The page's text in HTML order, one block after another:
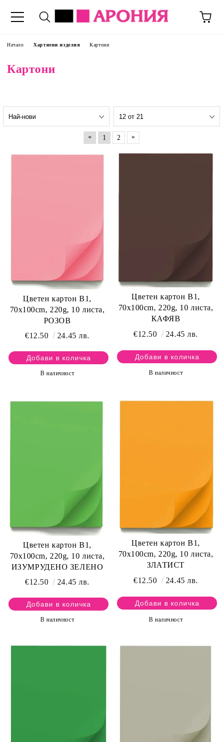
Начало Хартиени изделия Картони
Картони
« 1 2 »
Цветен картон B1,
70x100cm, 220g, 10 листа,
РОЗОВ
€12.50
24.45 лв.
В наличност
Цветен картон B1,
70x100cm, 220g, 10 листа,
КАФЯВ
€12.50
24.45 лв.
В наличност
Цветен картон B1,
70x100cm, 220g, 10 листа,
ИЗУМРУДЕНО ЗЕЛЕНО
€12.50
24.45 лв.
В наличност
Цветен картон B1,
70x100cm, 220g, 10 листа,
ЗЛАТИСТ
€12.50
24.45 лв.
В наличност